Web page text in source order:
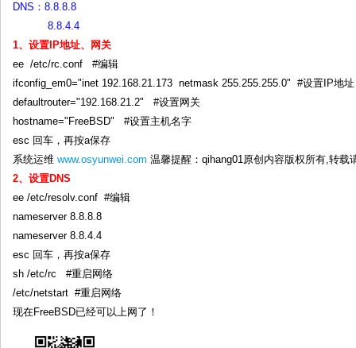
DNS：8.8.8.8
8.8.4.4
1、设置IP地址、网关
ee /etc/rc.conf #编辑
ifconfig_em0="inet 192.168.21.173 netmask 255.255.255.0" #设置IP地
defaultrouter="192.168.21.2" #设置网关
hostname="FreeBSD" #设置主机名字
esc 回车，再按a保存
系统运维 www.osyunwei.com 温馨提醒：qihang01原创内容版权所有,转载
2、设置DNS
ee /etc/resolv.conf #编辑
nameserver 8.8.8.8
nameserver 8.8.4.4
esc 回车，再按a保存
sh /etc/rc #重启网络
/etc/netstart #重启网络
现在FreeBSD已经可以上网了！